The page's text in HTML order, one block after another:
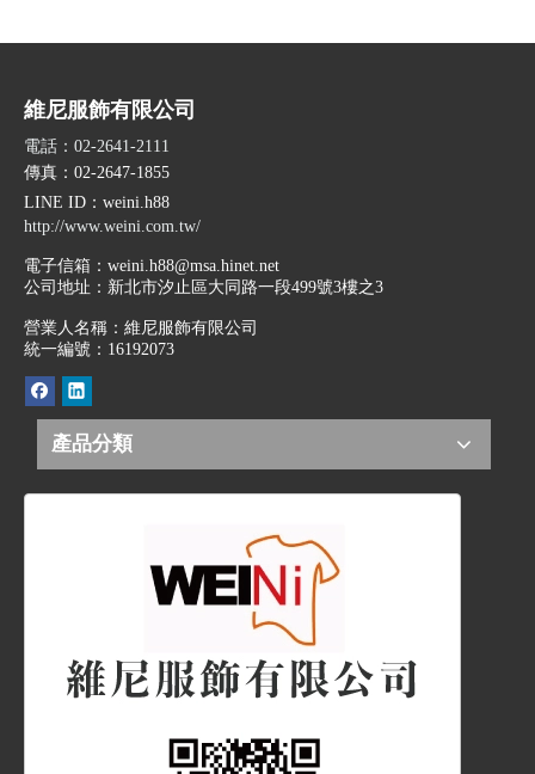
維尼服飾有限公司
電話：02-2641-2111
傳真：02-2647-1855
LINE ID ：weini.h88
http://www.weini.com.tw/
電子信箱： weini.h88@msa.hinet.net
公司地址： 新北市汐止區大同路一段499號3樓之3
營業人名稱：維尼服飾有限公司
統一編號：16192073
產品分類